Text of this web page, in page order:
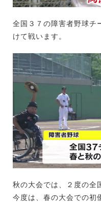
全国３７の障害者野球チ
けて戦います。
秋の大会では、２度の全
今度は、春の大会での初